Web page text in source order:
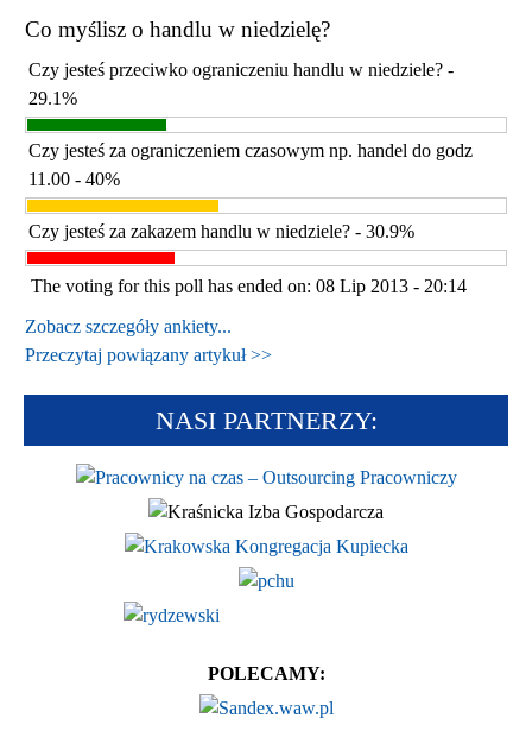
Co myślisz o handlu w niedzielę?
Czy jesteś przeciwko ograniczeniu handlu w niedziele? -
29.1%
Czy jesteś za ograniczeniem czasowym np. handel do godz
11.00 - 40%
Czy jesteś za zakazem handlu w niedziele? - 30.9%
The voting for this poll has ended on: 08 Lip 2013 - 20:14
Zobacz szczegóły ankiety...
Przeczytaj powiązany artykuł >>
NASI PARTNERZY:
POLECAMY: